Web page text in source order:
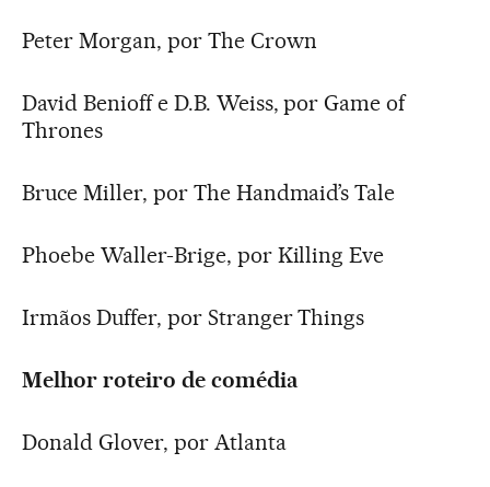
Peter Morgan, por The Crown
David Benioff e D.B. Weiss, por Game of
Thrones
Bruce Miller, por The Handmaid’s Tale
Phoebe Waller-Brige, por Killing Eve
Irmãos Duffer, por Stranger Things
Melhor roteiro de comédia
Donald Glover, por Atlanta